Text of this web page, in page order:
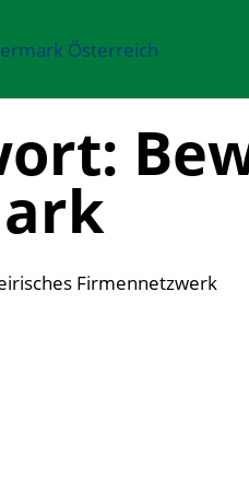
Firmennetzwerk